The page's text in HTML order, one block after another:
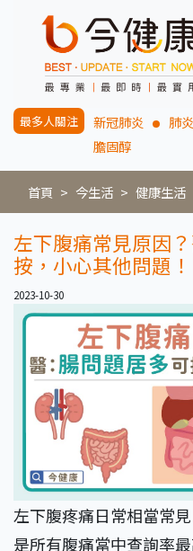
最多人關注 新冠肺炎 肺
膽固醇
首頁 今生活 健康生活
左下腹痛常見原因
按，小心其他問題！
2023-10-30
左下腹疼痛日常相當常
是所有腹痛當中查詢率